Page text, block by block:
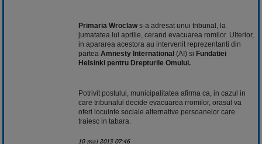
Primaria Wroclaws-a adresat unui tribunal, la
jumatatea lui aprilie, cerand evacuarea romilor. Ulterior,
in apararea acestora au intervenit reprezentanti din
partea Amnesty International (AI) si Fundatiei
Helsinki pentru Drepturile Omului.
Potrivit postului, municipalitatea afirma ca, in cazul in
care tribunalul decide evacuarea rromilor, orasul va
oferi locuinte sociale alternative persoanelor care
traiesc in tabara.
10 mai 2013 07:46